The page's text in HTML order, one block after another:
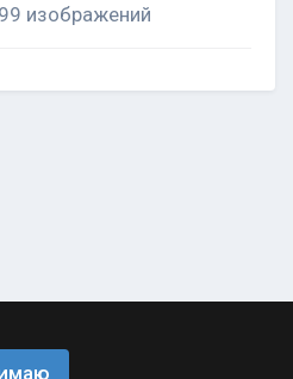
изображений